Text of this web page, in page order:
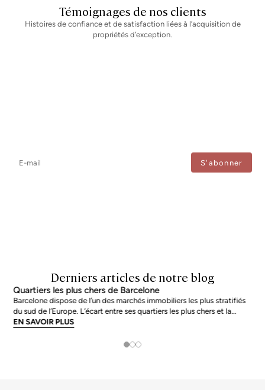
Témoignages de nos clients
Histoires de confiance et de satisfaction liées à l’acquisition de
propriétés d’exception.
Derniers articles de notre blog
Quartiers les plus chers de Barcelone
Barcelone dispose de l’un des marchés immobiliers les plus stratifiés
du sud de l’Europe. L’écart entre ses quartiers les plus chers et la
moyenne de la ville n’est pas marginal : en juin 2026, les adresses les
EN SAVOIR PLUS